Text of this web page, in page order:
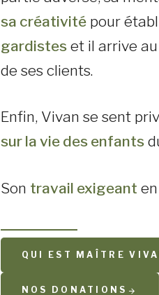
sa créativitépour
gardisteset il arrive
de ses clients.
Enfin, Vivan se sent
sur la vie des enfants
Son travail exigeant
QUI EST MAÎTRE
NOS DONATIONS